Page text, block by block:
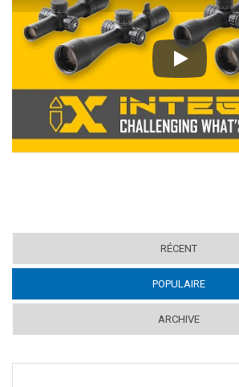
Play
RÉCENT
POPULAIRE
ARCHIVE